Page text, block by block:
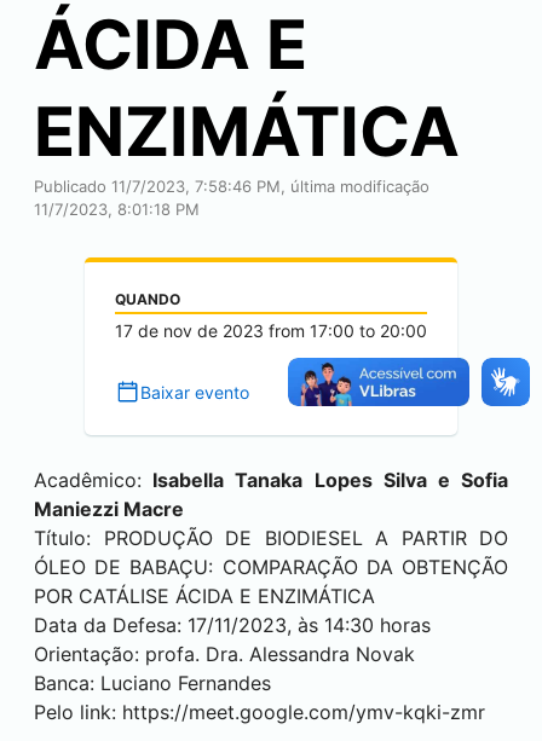
ÁCIDA E
ENZIMÁTICA
Publicado 11/7/2023, 7:58:46 PM, última modificação
11/7/2023, 8:01:18 PM
QUANDO
17 de nov de 2023 from 17:00 to 20:00
Baixar evento
Acadêmico: Isabella Tanaka Lopes Silva e Sofia
Maniezzi Macre
Título: PRODUÇÃO DE BIODIESEL A PARTIR DO
ÓLEO DE BABAÇU: COMPARAÇÃO DA OBTENÇÃO
POR CATÁLISE ÁCIDA E ENZIMÁTICA
Data da Defesa: 17/11/2023, às 14:30 horas
Orientação: profa. Dra. Alessandra Novak
Banca: Luciano Fernandes
Pelo link: https://meet.google.com/ymv-kqki-zmr